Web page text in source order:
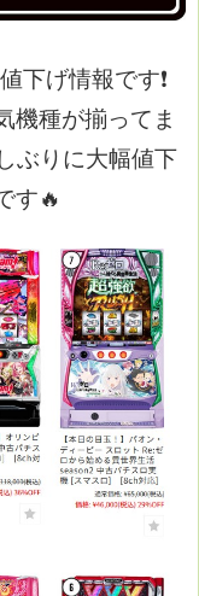
下げ情報です❗
機種が揃ってま
ぶりに大幅値下
す🔥